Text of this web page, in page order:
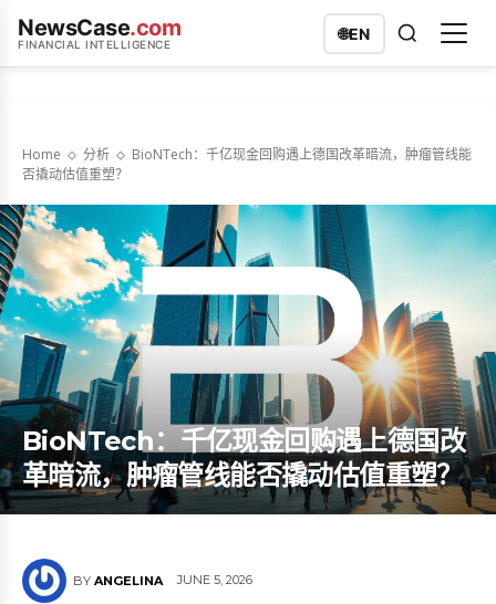
NewsCase.com
FINANCIAL INTELLIGENCE
🌐EN
Home 分析
BioNTech：千亿现金回购遇上德国改革暗流，肿瘤管线能
否撬动估值重塑？
BioNTech：千亿现金回购遇上德国改
革暗流，肿瘤管线能否撬动估值重塑？
BY ANGELINA JUNE 5, 2026